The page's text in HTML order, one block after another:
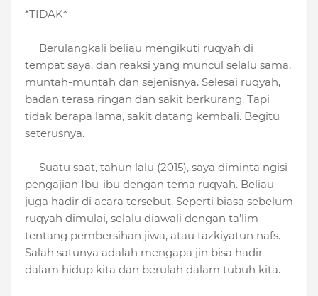
*TIDAK*
Berulangkali beliau mengikuti ruqyah di
tempat saya, dan reaksi yang muncul selalu sama,
muntah-muntah dan sejenisnya. Selesai ruqyah,
badan terasa ringan dan sakit berkurang. Tapi
tidak berapa lama, sakit datang kembali. Begitu
seterusnya.
Suatu saat, tahun lalu (2015), saya diminta ngisi
pengajian Ibu-ibu dengan tema ruqyah. Beliau
juga hadir di acara tersebut. Seperti biasa sebelum
ruqyah dimulai, selalu diawali dengan ta’lim
tentang pembersihan jiwa, atau tazkiyatun nafs.
Salah satunya adalah mengapa jin bisa hadir
dalam hidup kita dan berulah dalam tubuh kita.